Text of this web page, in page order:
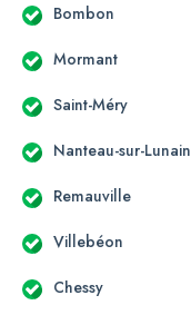
Bombon
Mormant
Saint-Méry
Nanteau-sur-Lunain
Remauville
Villebéon
Chessy